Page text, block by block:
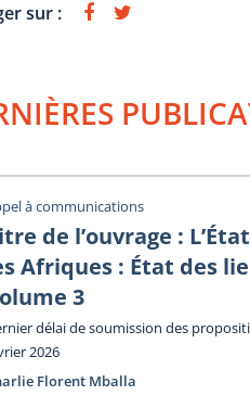
sur :
à communications
de l’ouvrage :
Afriques : État des
3
délai de soumission des
2026
Florent Mballa